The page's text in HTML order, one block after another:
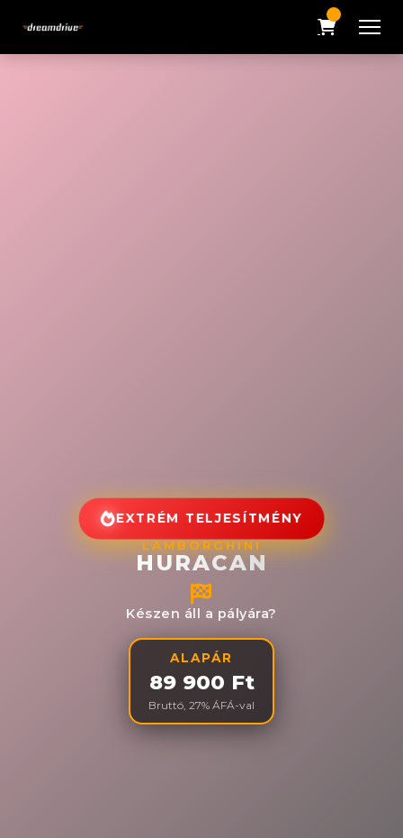
EXTRÉM TELJESÍTMÉNY
LAMBORGHINI
HURACAN
Készen áll a pályára?
ALAPÁR
89 900 Ft
Bruttó, 27% ÁFÁ-val